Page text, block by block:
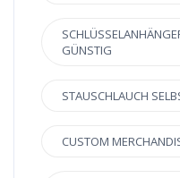
GÜNSTIG
STAUSCHLAUCH
CUSTOM